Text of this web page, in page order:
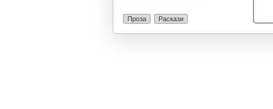
Проза Раскази